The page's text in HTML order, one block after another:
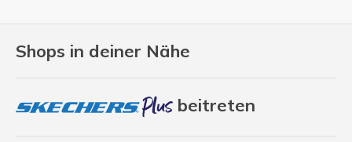
Shops in deiner Nähe
beitreten